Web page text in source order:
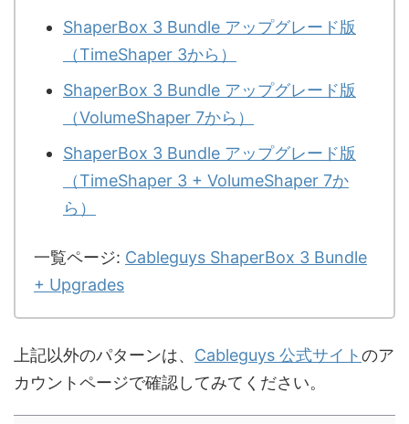
ShaperBox 3 Bundle アップグレード版
（TimeShaper 3から）
ShaperBox 3 Bundle アップグレード版
（VolumeShaper 7から）
ShaperBox 3 Bundle アップグレード版
（TimeShaper 3 + VolumeShaper 7か
ら）
一覧ページ: Cableguys ShaperBox 3 Bundle
+ Upgrades
上記以外のパターンは、 Cableguys 公式サイトのア
カウントページで確認してみてください。